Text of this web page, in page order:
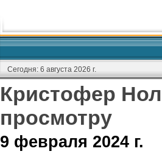
Сегодня: 6 августа 2026 г.
Кристофер
просмотру
9 февраля 2024 г.